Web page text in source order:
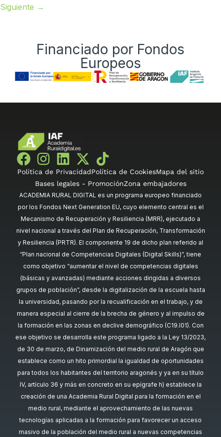
Siguiente →
Financiado por Fondos
Europeos
Política de PrivacidadPolítica de CookiesMapa del sitio
Bases legales - PromociónZona embajadores
ACADEMIA RURAL DIGITAL es un programa europeo financiado
por los Fondos Next Generation EU, cuyo elemento central es el
Mecanismo de Recuperación y Resiliencia (MRR), ejecutado a
nivel nacional a través del Plan de Recuperación, Transformación
y Resiliencia (PRTR). El componente 19 de dicho plan referido al
“Plan nacional de Competencias Digitales (Digital Skills)”, tiene
como objetivo “aumentar el nivel de competencias digitales
(básicas y avanzadas) mediante acciones dirigidas a diversos
grupos de población”, desde la digitalización de la escuela hasta
la universidad, pasando por la recualificación en el trabajo, y de
manera especial al cierre de la brecha de género y al impulso de
la formación en las zonas en declive demográfico (C19.I01). Con
ese objetivo se desarrolla este programa ligado a la Ley 13/2023,
de 30 de marzo, de Dinamización del medio rural de Aragón que
establece como un hito primordial la igualdad de oportunidades
para todos los habitantes del territorio aragonés y ya en su título
IV, artículo 36 y más en concreto en su epígrafe h) establece la
creación de una Academia Rural Digital para la formación en el
medio rural, mediante el aprovechamiento de las nuevas
tecnologías aplicadas a la formación para favorecer un acceso
masivo de la población del medio rural a nuevas competencias